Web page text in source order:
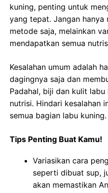
kuning, penting untuk
yang tepat. Jangan hanya
metode saja, melainkan
mendapatkan semua
Kesalahan umum adalah
dagingnya saja dan
Padahal, biji dan kulit
nutrisi. Hindari kesalahan
semua bagian labu kuning.
Tips Penting Buat Kamu!
Variasikan cara
seperti dibuat sup,
akan memastikan